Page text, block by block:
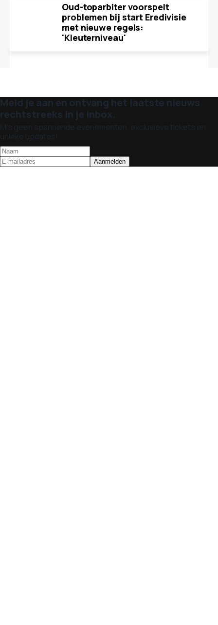
Oud-toparbiter voorspelt
problemen bij start Eredivisie
met nieuwe regels:
'Kleuterniveau'
Meld je aan en ontvang het laatste nieuws
rechtstreeks in je inbox.
Mis geen spannende evenementen, exclusieve tickets en
unieke updates!